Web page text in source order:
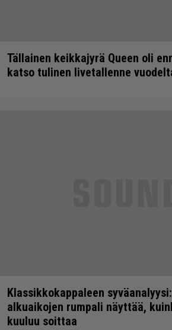
Tällainen keikkajyrä Queen oli
katso tulinen livetallenne
Klassikkokappaleen
alkuaikojen rumpali näyttää,
kuuluu soittaa